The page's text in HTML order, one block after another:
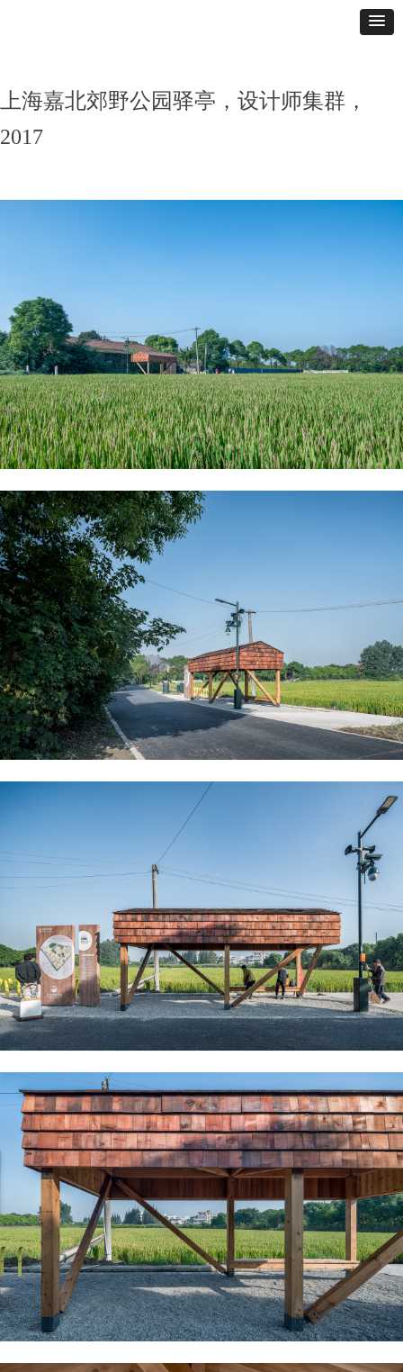
上海嘉北郊野公园驿亭，设计师集群，
2017